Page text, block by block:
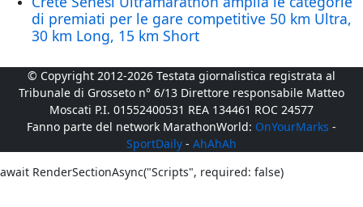
di premiati per le gare competitive 50 km Ultra,
30 km Long, 15 km Short
© Copyright 2012-2026 Testata giornalistica registrata al
Tribunale di Grosseto n° 6/13 Direttore responsabile Matteo
Moscati P.I. 01552400531 REA 134461 ROC 24577
Fanno parte del network MarathonWorld: OnYourMarks -
SportDaily - AhAhAh
await RenderSectionAsync("Scripts", required: false)